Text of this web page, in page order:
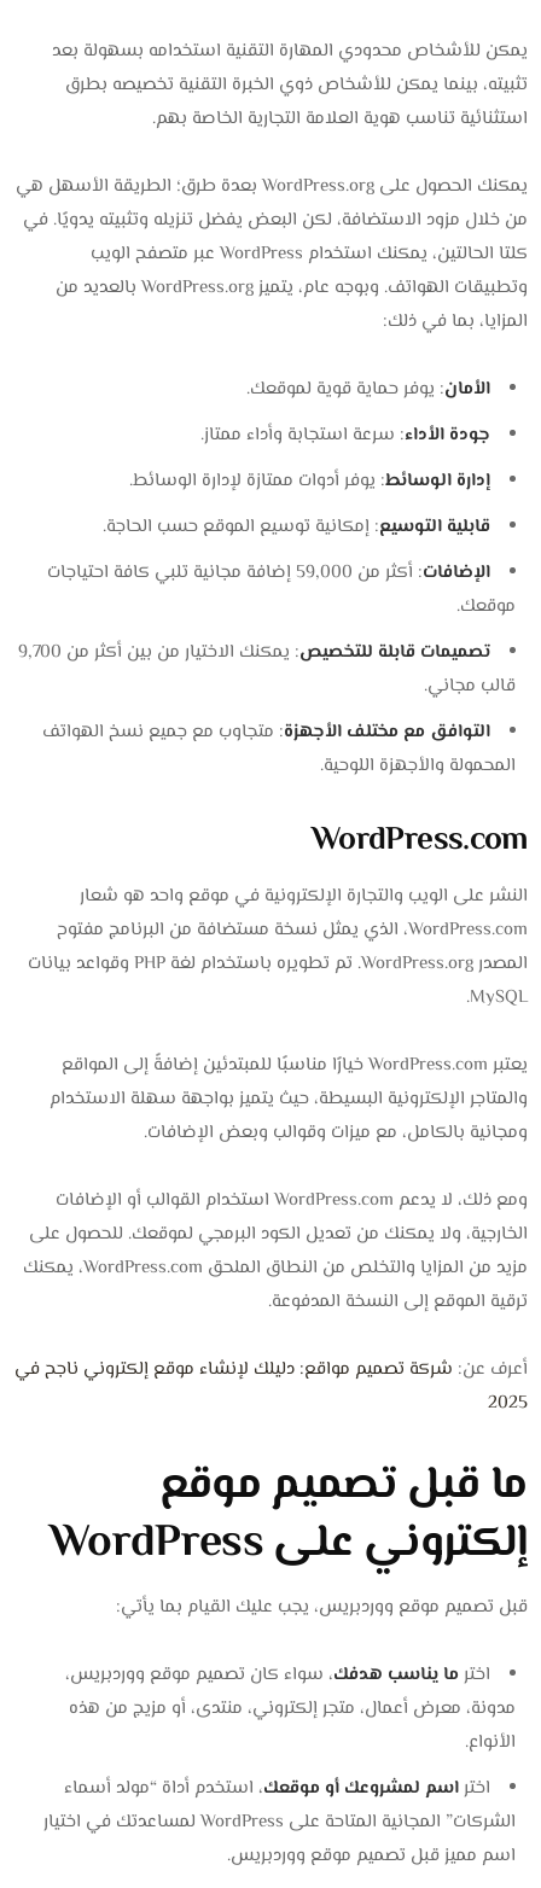
يمكن للأشخاص محدودي المهارة التقنية استخدامه بسهولة بعد
تثبيته، بينما يمكن للأشخاص ذوي الخبرة التقنية تخصيصه بطرق
استثنائية تناسب هوية العلامة التجارية الخاصة بهم.
يمكنك الحصول على WordPress.org بعدة طرق؛ الطريقة الأسهل هي
من خلال مزود الاستضافة، لكن البعض يفضل تنزيله وتثبيته يدويًا. في
كلتا الحالتين، يمكنك استخدام WordPress عبر متصفح الويب
وتطبيقات الهواتف. وبوجه عام، يتميز WordPress.org بالعديد من
المزايا، بما في ذلك:
الأمان: يوفر حماية قوية لموقعك.
جودة الأداء: سرعة استجابة وأداء ممتاز.
إدارة الوسائط: يوفر أدوات ممتازة لإدارة الوسائط.
قابلية التوسيع: إمكانية توسيع الموقع حسب الحاجة.
الإضافات
: أكثر من 59,000 إضافة مجانية تلبي كافة احتياجات
موقعك.
تصميمات قابلة للتخصيص
: يمكنك الاختيار من بين أكثر من 9,700
قالب مجاني.
التوافق مع مختلف الأجهزة: متجاوب مع جميع نسخ الهواتف
المحمولة والأجهزة اللوحية.
WordPress.com
النشر على الويب والتجارة الإلكترونية في موقع واحد هو شعار
WordPress.com، الذي يمثل نسخة مستضافة من البرنامج مفتوح
المصدر WordPress.org. تم تطويره باستخدام لغة PHP وقواعد بيانات
MySQL.
يعتبر WordPress.com خيارًا مناسبًا للمبتدئين إضافةً إلى المواقع
والمتاجر الإلكترونية البسيطة، حيث يتميز بواجهة سهلة الاستخدام
ومجانية بالكامل، مع ميزات وقوالب وبعض الإضافات.
ومع ذلك، لا يدعم WordPress.com استخدام القوالب أو الإضافات
الخارجية، ولا يمكنك من تعديل الكود البرمجي لموقعك. للحصول على
مزيد من المزايا والتخلص من النطاق الملحق WordPress.com، يمكنك
ترقية الموقع إلى النسخة المدفوعة.
أعرف عن: شركة تصميم مواقع: دليلك لإنشاء موقع إلكتروني ناجح في
2025
ما قبل تصميم موقع
إلكتروني على WordPress
قبل تصميم موقع ووردبريس، يجب عليك القيام بما يأتي:
اختر ما يناسب هدفك، سواء كان تصميم موقع ووردبريس،
مدونة، معرض أعمال، متجر إلكتروني، منتدى، أو مزيج من هذه
الأنواع.
اختراسم لمشروعك أو موقعك، استخدم أداة “مولد أسماء
الشركات” المجانية المتاحة على WordPress لمساعدتك في اختيار
اسم مميز قبل تصميم موقع ووردبريس.